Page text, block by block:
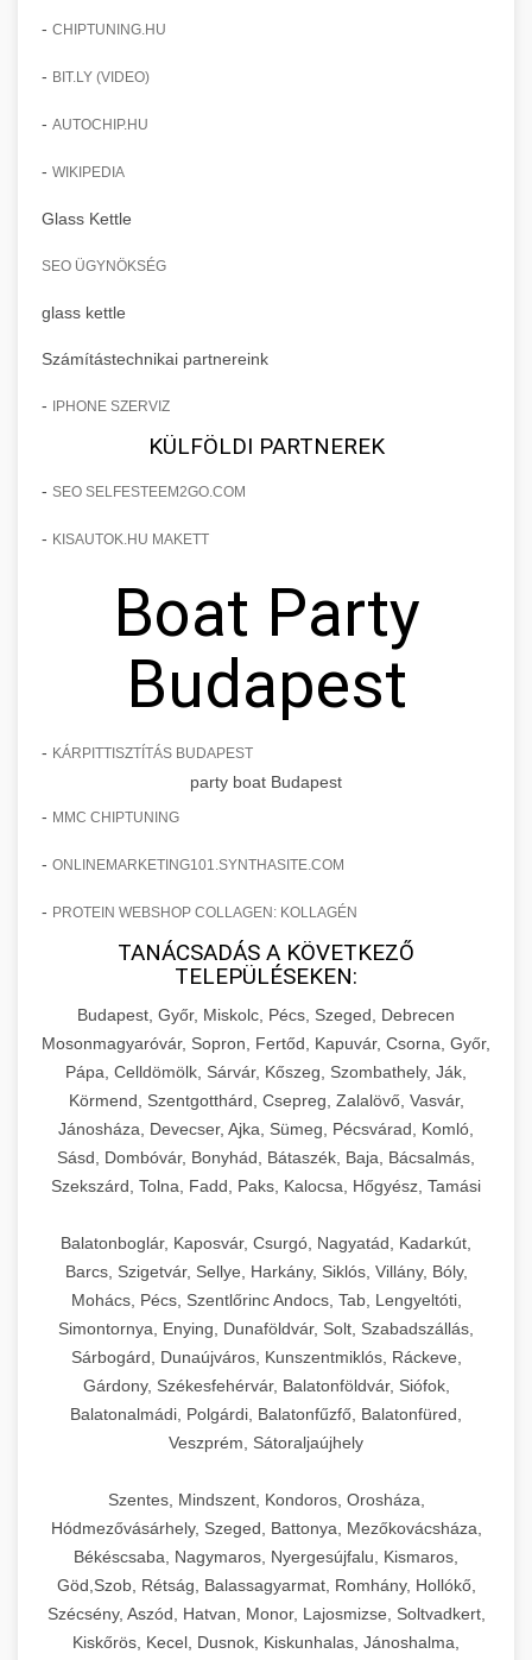
- CHIPTUNING.HU
- BIT.LY (VIDEO)
- AUTOCHIP.HU
- WIKIPEDIA
Glass Kettle
SEO ÜGYNÖKSÉG
glass kettle
Számítástechnikai partnereink
- IPHONE SZERVIZ
KÜLFÖLDI PARTNEREK
- SEO SELFESTEEM2GO.COM
- KISAUTOK.HU MAKETT
Boat Party
Budapest
- KÁRPITTISZTÍTÁS BUDAPEST
party boat Budapest
- MMC CHIPTUNING
- ONLINEMARKETING101.SYNTHASITE.COM
- PROTEIN WEBSHOP COLLAGEN: KOLLAGÉN
TANÁCSADÁS A KÖVETKEZŐ
TELEPÜLÉSEKEN:
Budapest, Győr, Miskolc, Pécs, Szeged, Debrecen
Mosonmagyaróvár, Sopron, Fertőd, Kapuvár, Csorna, Győr,
Pápa, Celldömölk, Sárvár, Kőszeg, Szombathely, Ják,
Körmend, Szentgotthárd, Csepreg, Zalalövő, Vasvár,
Jánosháza, Devecser, Ajka, Sümeg, Pécsvárad, Komló,
Sásd, Dombóvár, Bonyhád, Bátaszék, Baja, Bácsalmás,
Szekszárd, Tolna, Fadd, Paks, Kalocsa, Hőgyész, Tamási
Balatonboglár, Kaposvár, Csurgó, Nagyatád, Kadarkút,
Barcs, Szigetvár, Sellye, Harkány, Siklós, Villány, Bóly,
Mohács, Pécs, Szentlőrinc Andocs, Tab, Lengyeltóti,
Simontornya, Enying, Dunaföldvár, Solt, Szabadszállás,
Sárbogárd, Dunaújváros, Kunszentmiklós, Ráckeve,
Gárdony, Székesfehérvár, Balatonföldvár, Siófok,
Balatonalmádi, Polgárdi, Balatonfűzfő, Balatonfüred,
Veszprém, Sátoraljaújhely
Szentes, Mindszent, Kondoros, Orosháza,
Hódmezővásárhely, Szeged, Battonya, Mezőkovácsháza,
Békéscsaba, Nagymaros, Nyergesújfalu, Kismaros,
Göd,Szob, Rétság, Balassagyarmat, Romhány, Hollókő,
Szécsény, Aszód, Hatvan, Monor, Lajosmizse, Soltvadkert,
Kiskőrös, Kecel, Dusnok, Kiskunhalas, Jánoshalma,